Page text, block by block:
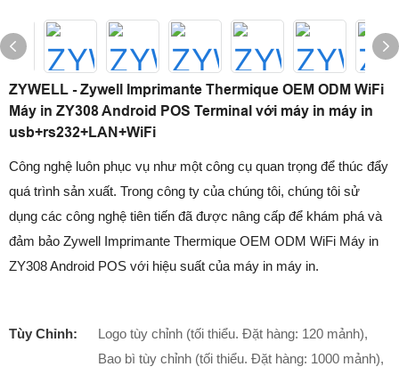
ZYWELL - Zywell Imprimante Thermique OEM ODM WiFi
Máy in ZY308 Android POS Terminal với máy in máy in
usb+rs232+LAN+WiFi
Công nghệ luôn phục vụ như một công cụ quan trọng để thúc đẩy
quá trình sản xuất. Trong công ty của chúng tôi, chúng tôi sử
dụng các công nghệ tiên tiến đã được nâng cấp để khám phá và
đảm bảo Zywell Imprimante Thermique OEM ODM WiFi Máy in
ZY308 Android POS với hiệu suất của máy in máy in.
Tùy Chỉnh:
Logo tùy chỉnh (tối thiểu. Đặt hàng: 120 mảnh),
Bao bì tùy chỉnh (tối thiểu. Đặt hàng: 1000 mảnh),